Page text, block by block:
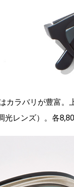
カラバリが豊富
レンズ）。各